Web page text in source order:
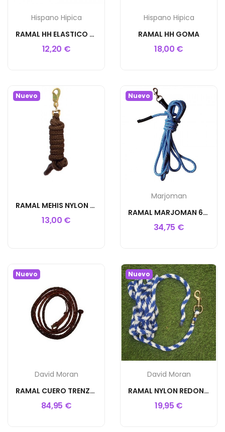
Hispano Hipica
RAMAL HH ELASTICO PARA TRANSPORTE
12,20 €
Hispano Hipica
RAMAL HH GOMA
18,00 €
Nuevo
RAMAL MEHIS NYLON REDONDO 2 M
13,00 €
Nuevo
Marjoman
RAMAL MARJOMAN 6M. COSIDO A MANO
34,75 €
Nuevo
David Moran
RAMAL CUERO TRENZADO D.M
84,95 €
Nuevo
David Moran
RAMAL NYLON REDONDO 6M D.M
19,95 €